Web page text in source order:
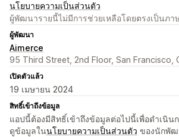
นโยบายความเป็นส่วนตัว
ผู้พัฒนารายนี้ไม่มีการช่วยเหลือโดยตรงเป็นภา
ผู้พัฒนา
Aimerce
95 Third Street, 2nd Floor, San Francisco,
เปิดตัวแล้ว
19 เมษายน 2024
สิทธิ์เข้าถึงข้อมูล
แอปนี้ต้องมีสิทธิ์เข้าถึงข้อมูลต่อไปนี้เพื่อดำเนิ
ดูข้อมูลในนโยบายความเป็นส่วนตัว ของนักพั